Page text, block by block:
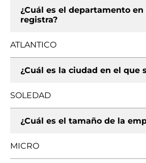
¿Cuál es el departamento en
registra?
ATLANTICO
¿Cuál es la ciudad en el que
SOLEDAD
¿Cuál es el tamaño de la
MICRO